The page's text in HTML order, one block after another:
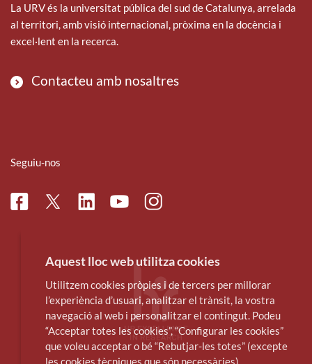
La URV és la universitat pública del sud de Catalunya, arrelada
al territori, amb visió internacional, pròxima en la docència i
excel·lent en la recerca.
Contacteu amb nosaltres
Seguiu-nos
FacebookTwitterLinkedinYoutubeInstagram
Aquest lloc web utilitza cookies
Utilitzem cookies pròpies i de tercers per millorar
l’experiència d’usuari, analitzar el trànsit, la vostra
navegació al web i personalitzar el contingut. Podeu
“Acceptar totes les cookies”, “Configurar les cookies”
que voleu acceptar o bé “Rebutjar-les totes” (excepte
les cookies tècniques que són necessàries).